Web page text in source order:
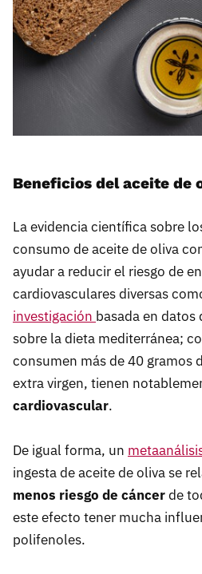
Beneficios del aceite de
La evidencia científica sobre
consumo de aceite de oliva
ayudar a reducir el riesgo de
cardiovasculares diversas
investigación basada en datos
sobre la dieta mediterránea;
consumen más de 40 gramos
extra virgen, tienen
cardiovascular.
De igual forma, un
ingesta de aceite de oliva se
menos riesgo de cáncerde
este efecto tener mucha
polifenoles.